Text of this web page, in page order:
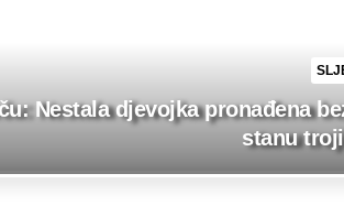
Nestala djevojka pronađena
stanu